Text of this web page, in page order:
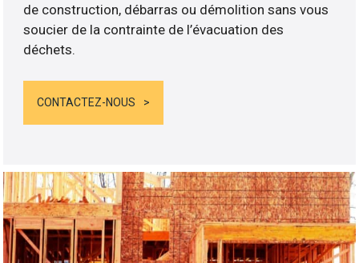
de construction, débarras ou démolition sans vous
soucier de la contrainte de l’évacuation des
déchets.
CONTACTEZ-NOUS